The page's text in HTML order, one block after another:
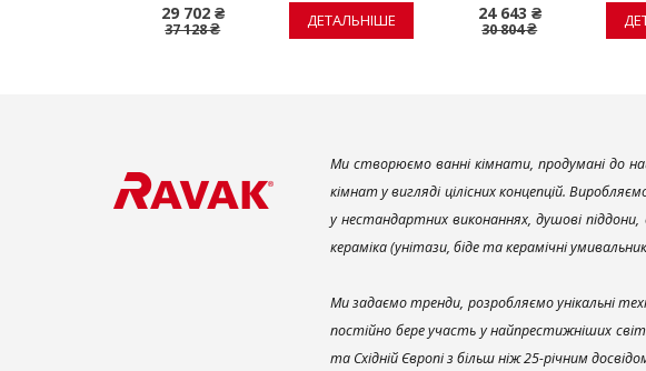
29 702 ₴
37 128 ₴ ДЕТАЛЬНІШЕ 24 643 ₴
30 804 ₴
Ми створюємо ванні кімнати, продумані до
кімнат у вигляді цілісних концепцій.
у нестандартних виконаннях, душові
кераміка (унітази, біде та керамічні
Ми задаємо тренди, розробляємо унікальні
постійно бере участь у найпрестижніших
та Східній Європі з більш ніж 25-річним